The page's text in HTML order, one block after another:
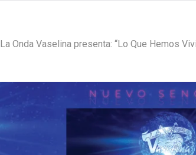
La Onda Vaselina presenta: “Lo Que Hemos